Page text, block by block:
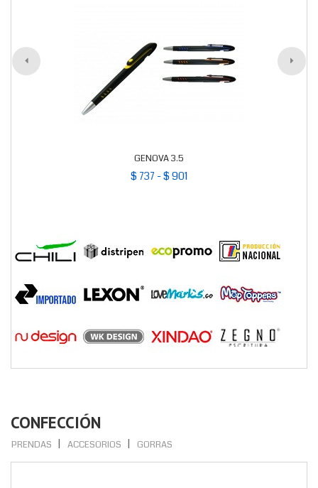
GENOVA 3.5
$ 737 - $ 901
CONFECCIÓN
PRENDAS ACCESORIOS GORRAS